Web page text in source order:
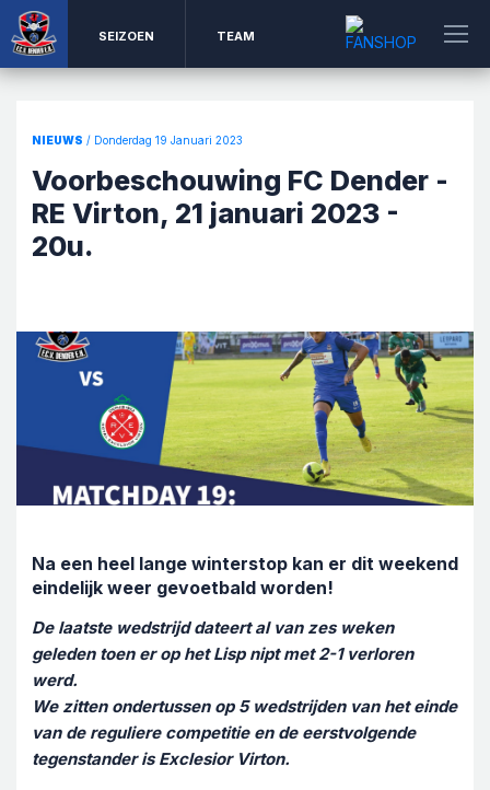
SEIZOEN TEAM
NIEUWS / Donderdag 19 Januari 2023
Voorbeschouwing FC Dender -
RE Virton, 21 januari 2023 -
20u.
Na een heel lange winterstop kan er dit weekend
eindelijk weer gevoetbald worden!
De laatste wedstrijd dateert al van zes weken
geleden toen er op het Lisp nipt met 2-1 verloren
werd.
We zitten ondertussen op 5 wedstrijden van het einde
van de reguliere competitie en de eerstvolgende
tegenstander is Exclesior Virton.